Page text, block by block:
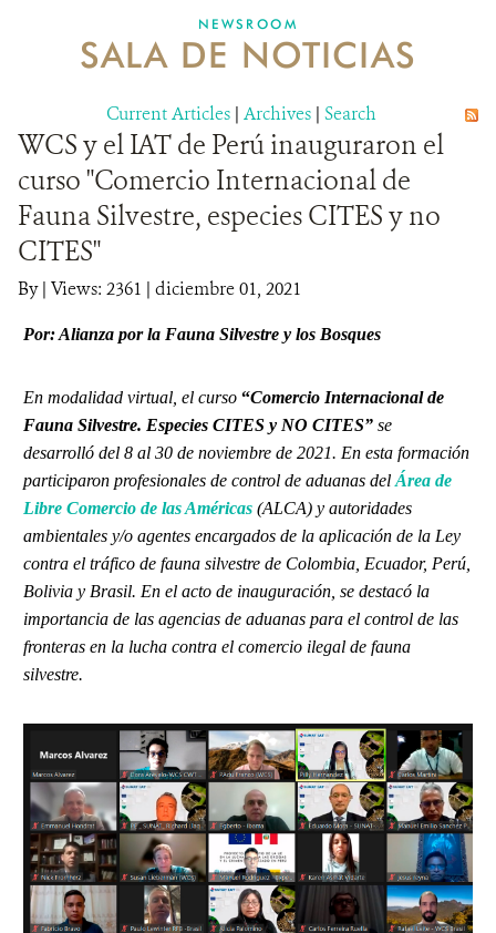
MECANISMO DE ATENCIÓN DE QUEJAS Y RECLAMOS
DONA
NEWSROOM
SALA DE NOTICIAS
Current Articles | Archives | Search
WCS y el IAT de Perú inauguraron el
curso "Comercio Internacional de
Fauna Silvestre, especies CITES y no
CITES"
By| Views: 2361 | diciembre 01, 2021
Por: Alianza por la Fauna Silvestre y los Bosques
En modalidad virtual, el curso “Comercio Internacional de
Fauna Silvestre. Especies CITES y NO CITES” se
desarrolló del 8 al 30 de noviembre de 2021. En esta formación
participaron profesionales de control de aduanas del Área de
Libre Comercio de las Américas (ALCA) y autoridades
ambientales y/o agentes encargados de la aplicación de la Ley
contra el tráfico de fauna silvestre de Colombia, Ecuador, Perú,
Bolivia y Brasil. En el acto de inauguración, se destacó la
importancia de las agencias de aduanas para el control de las
fronteras en la lucha contra el comercio ilegal de fauna
silvestre.